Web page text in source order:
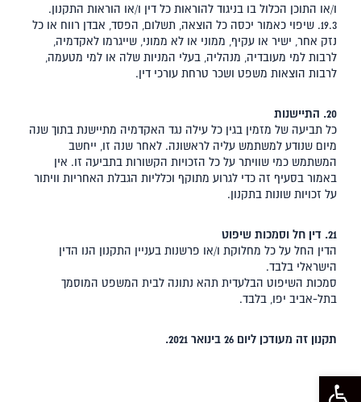
פתח סרגל נגישות
ו/או התוכן הכלול בו בניגוד להוראות כל דין ו/או הוראות התקנון.
19.3. שיפוי כאמור יכסה כל הוצאה, תשלום, הפסד, אבדן רווח או כל
נזק אחר, ישיר או עקיף, ממוני או לא ממוני, שייגרמו לאקדמיה,
לרבות למי מעובדיה, מנהליה, בעלי המניות שלה או למי מטעמה,
לרבות הוצאות משפט ושכר טרחת עורכי דין.
20. התיישנות
כל תביעה של מזמין בגין כל עילה נגד האקדמיה מתיישנת בתוך שנה
מיום שנודע למשתמש עליה לראשונה. לאחר שנה זו, ייחשב
המשתמש כמי שוויתר על כל הזכויות הקשורות בתביעה זו. אין
באמור בסעיף זה כדי לגרוע מתוקף וכלליות הגבלת האחריות וויתור
על זכויות שונות בתקנון.
21. דין חל וסמכות שיפוט
הדין החל על כל מחלוקת ו/או פרשנות בעניין התקנון הנו הדין
הישראלי בלבד.
סמכות השיפוט הבלעדית תהא נתונה לבית המשפט המוסמך
בתל-אביב יפו, בלבד.
תקנון זה מעודכן ליום 26 בינואר 2021.